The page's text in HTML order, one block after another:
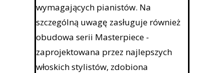
wymagających pianistów. Na
szczególną uwagę zasługuje również
obudowa serii Masterpiece -
zaprojektowana przez najlepszych
włoskich stylistów, zdobiona